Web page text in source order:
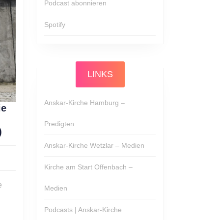
Alexander
weg!
Podcast abonnieren
Spotify
LINKS
Anskar-Kirche Hamburg –
Predigten
Anskar-Kirche Wetzlar – Medien
Kirche am Start Offenbach –
Medien
Podcasts | Anskar-Kirche